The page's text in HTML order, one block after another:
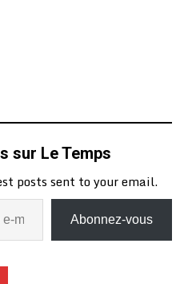
sur Le Temps
posts sent to your email.
Abonnez-vous